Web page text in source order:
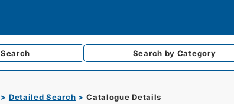
Search Search by Category
Detailed Search Catalogue Details